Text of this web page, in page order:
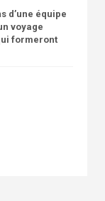
d’une équipe
voyage
formeront